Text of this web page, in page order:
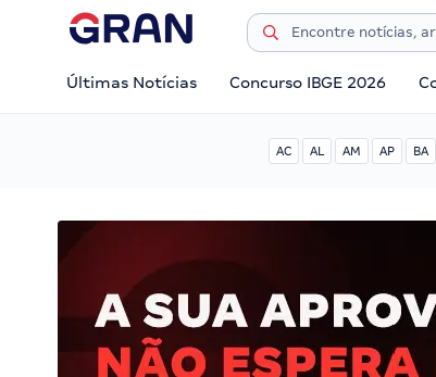
Últimas Notícias Concurso IBGE 2026
AC AL AM AP BA